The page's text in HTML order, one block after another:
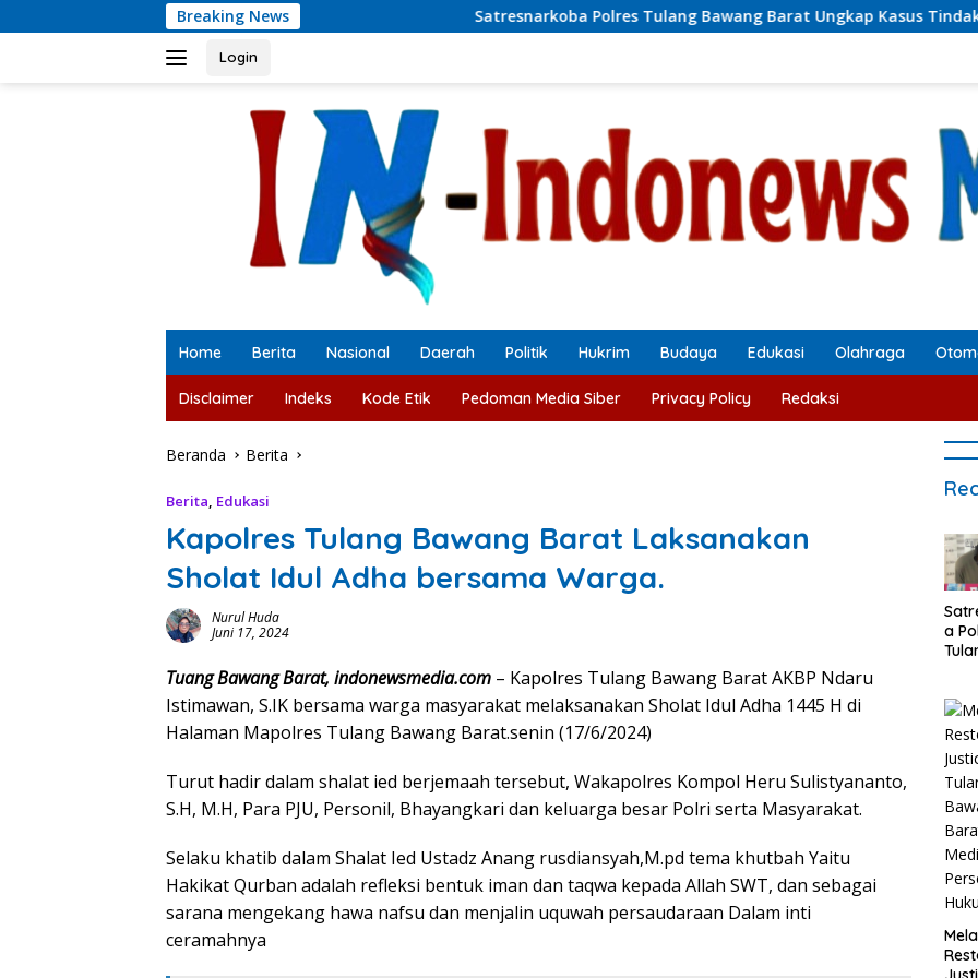
ke
Breaking News Satresnarkoba Polres Tulang Bawang Barat Ungkap Kasus Tindak Pidana
Login
Home Berita Nasional Daerah Politik Hukrim Budaya Edukasi Olahraga
Disclaimer Indeks Kode Etik Pedoman Media Siber Privacy Policy Redaksi
Beranda Berita
Berita, Edukasi
Kapolres Tulang Bawang Barat Laksanakan
Sholat Idul Adha bersama Warga.
Nurul Huda
Juni 17, 2024
Tuang Bawang Barat, indonewsmedia.com – Kapolres Tulang Bawang Barat AKBP Ndaru
Istimawan, S.IK bersama warga masyarakat melaksanakan Sholat Idul Adha 1445 H di
Halaman Mapolres Tulang Bawang Barat.senin (17/6/2024)
Turut hadir dalam shalat ied berjemaah tersebut, Wakapolres Kompol Heru Sulistyananto,
S.H, M.H, Para PJU, Personil, Bhayangkari dan keluarga besar Polri serta Masyarakat.
Selaku khatib dalam Shalat Ied Ustadz Anang rusdiansyah,M.pd tema khutbah Yaitu
Hakikat Qurban adalah refleksi bentuk iman dan taqwa kepada Allah SWT, dan sebagai
sarana mengekang hawa nafsu dan menjalin uquwah persaudaraan Dalam inti
ceramahnya
a